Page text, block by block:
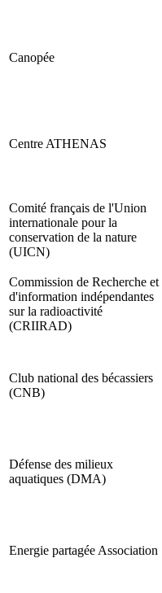
Canopée
Centre ATHENAS
Comité français de l'Union
internationale pour la
conservation de la nature
(UICN)
Commission de Recherche et
d'information indépendantes
sur la radioactivité
(CRIIRAD)
Club national des bécassiers
(CNB)
Défense des milieux
aquatiques (DMA)
Energie partagée Association